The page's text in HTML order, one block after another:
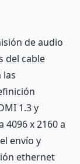
de audio
del cable
las
1.3 y
x 2160 a
envío y
ethernet